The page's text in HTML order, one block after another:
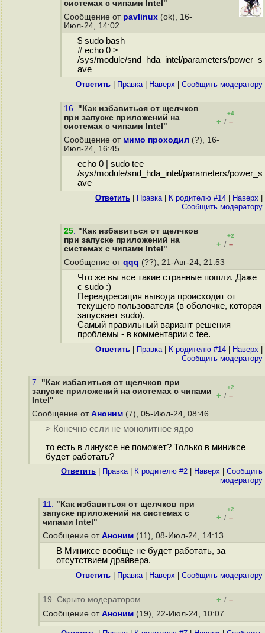
системах с чипами Intel"
Сообщение от pavlinux (ok), 16-
Июл-24, 14:02
$ sudo bash
# echo 0 >
/sys/module/snd_hda_intel/parameters/power_s
ave
Ответить Правка| Наверх Cообщить модератору
16. "Как избавиться от щелчков
при запуске приложений на
системах с чипами Intel"
+4
+ / –
Сообщение от мимо проходил (?), 16-
Июл-24, 16:45
echo 0 | sudo tee
/sys/module/snd_hda_intel/parameters/power_s
ave
Ответить Правка| К родителю #14 Наверх
Cообщить модератору
25. "Как избавиться от щелчков
при запуске приложений на
системах с чипами Intel"
+2
+ / –
Сообщение от qqq (??), 21-Авг-24, 21:53
Что же вы все такие странные пошли. Даже
с sudo :)
Переадресация вывода происходит от
текущего пользователя (в оболочке, которая
запускает sudo).
Самый правильный вариант решения
проблемы - в комментарии с tee.
Ответить Правка| К родителю #14 Наверх
Cообщить модератору
7. "Как избавиться от щелчков при
запуске приложений на системах с чипами
Intel"
+2
+ / –
Сообщение от Аноним (7), 05-Июл-24, 08:46
> Конечно если не монолитное ядро
то есть в линуксе не поможет? Только в миниксе
будет работать?
Ответить Правка| К родителю #2 Наверх
Cообщить
модератору
11. "Как избавиться от щелчков при
запуске приложений на системах с
чипами Intel"
+2
+ / –
Сообщение от Аноним (11), 08-Июл-24, 14:13
В Миниксе вообще не будет работать, за
отсутствием драйвера.
Ответить Правка| Наверх Cообщить модератору
19. Скрыто модератором + / –
Сообщение от Аноним (19), 22-Июл-24, 10:07